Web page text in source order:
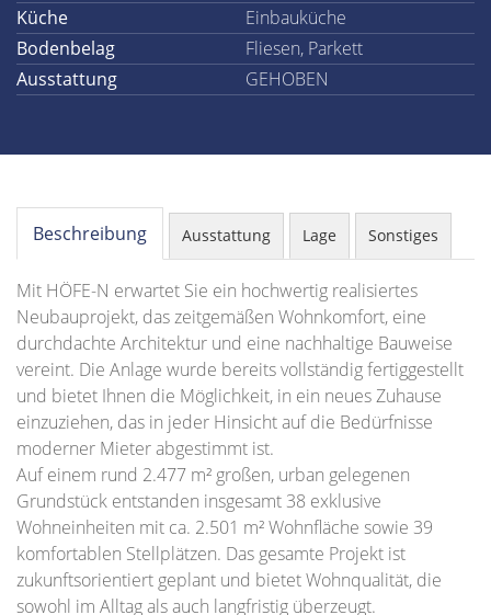
Küche
Einbauküche
Bodenbelag
Fliesen, Parkett
Ausstattung
GEHOBEN
Beschreibung Ausstattung Lage Sonstiges
Mit HÖFE-N erwartet Sie ein hochwertig realisiertes
Neubauprojekt, das zeitgemäßen Wohnkomfort, eine
durchdachte Architektur und eine nachhaltige Bauweise
vereint. Die Anlage wurde bereits vollständig fertiggestellt
und bietet Ihnen die Möglichkeit, in ein neues Zuhause
einzuziehen, das in jeder Hinsicht auf die Bedürfnisse
moderner Mieter abgestimmt ist.
Auf einem rund 2.477 m² großen, urban gelegenen
Grundstück entstanden insgesamt 38 exklusive
Wohneinheiten mit ca. 2.501 m² Wohnfläche sowie 39
komfortablen Stellplätzen. Das gesamte Projekt ist
zukunftsorientiert geplant und bietet Wohnqualität, die
sowohl im Alltag als auch langfristig überzeugt.